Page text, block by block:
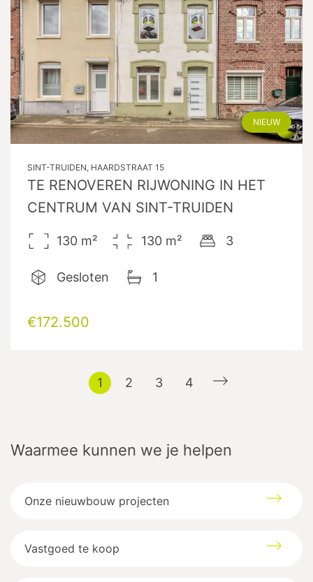
NIEUW
SINT-TRUIDEN, HAARDSTRAAT 15
TE RENOVEREN RIJWONING IN HET
CENTRUM VAN SINT-TRUIDEN
130 m² 130 m² 3
Gesloten 1
€172.500
1 2 3 4
Waarmee kunnen we je helpen
Onze nieuwbouw projecten
Vastgoed te koop